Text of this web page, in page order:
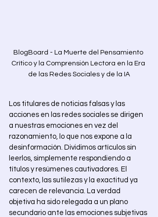
BlogBoard - La Muerte del Pensamiento
Crítico y la Comprensión Lectora en la Era
de las Redes Sociales y de la IA
Los titulares de noticias falsas y las
acciones en las redes sociales se dirigen
a nuestras emociones en vez del
razonamiento, lo que nos expone a la
desinformación. Dividimos artículos sin
leerlos, simplemente respondiendo a
títulos y resúmenes cautivadores. El
contexto, las sutilezas y la exactitud ya
carecen de relevancia. La verdad
objetiva ha sido relegada a un plano
secundario ante las emociones subjetivas